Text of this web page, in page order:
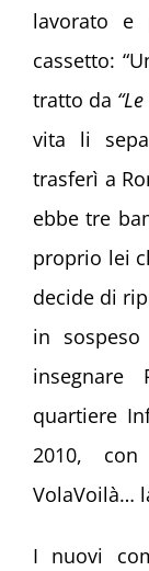
lavorato e
cassetto:
tratto da
vita li
trasferì a
ebbe tre
proprio lei
decide di
in
quartiere
2010,
VolaVoilà…
I nuovi